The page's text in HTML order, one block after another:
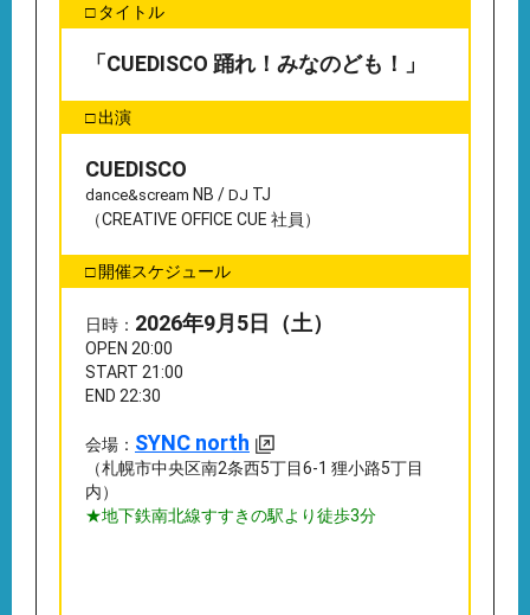
□ タイトル
「CUEDISCO 踊れ！みなのども！」
□ 出演
CUEDISCO
dance&scream NB / DJ TJ
（CREATIVE OFFICE CUE 社員）
□ 開催スケジュール
日時： 2026年9月5日（土）
OPEN 20:00
START 21:00
END 22:30
会場： SYNC north
（札幌市中央区南2条西5丁目6-1 狸小路5丁目
内）
★地下鉄南北線すすきの駅より徒歩3分